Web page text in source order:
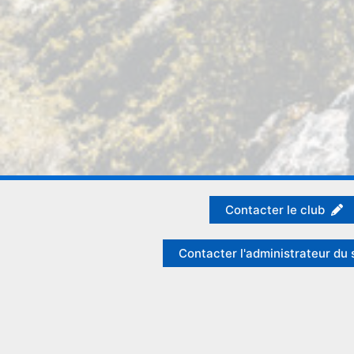
Contacter le club
Contacter l'administrateur du